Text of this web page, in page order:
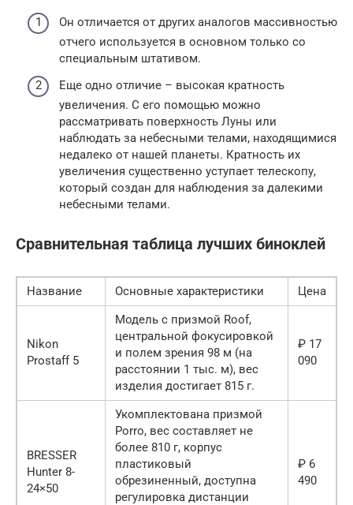
Он отличается от других аналогов массивностью
отчего используется в основном только со
специальным штативом.
Еще одно отличие – высокая кратность
увеличения. С его помощью можно
рассматривать поверхность Луны или
наблюдать за небесными телами, находящимися
недалеко от нашей планеты. Кратность их
увеличения существенно уступает телескопу,
который создан для наблюдения за далекими
небесными телами.
Сравнительная таблица лучших биноклей
Название Основные характеристики Цена
Nikon
Prostaff 5
Модель с призмой Roof,
центральной фокусировкой
и полем зрения 98 м (на
расстоянии 1 тыс. м), вес
изделия достигает 815 г.
₽ 17
090
BRESSER
Hunter 8-
24×50
Укомплектована призмой
Porro, вес составляет не
более 810 г, корпус
пластиковый
обрезиненный, доступна
регулировка дистанции
₽ 6
490